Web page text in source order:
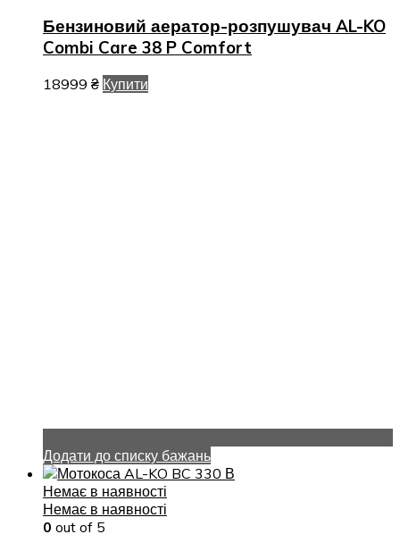
Бензиновий аератор-розпушувач AL-KO
Combi Care 38 P Comfort
18999 ₴ Купити
Додати до списку бажань
Немає в наявності
Немає в наявності
0 out of 5